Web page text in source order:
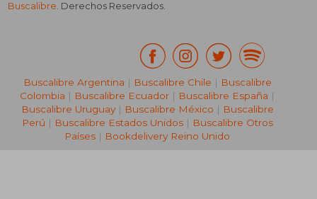
Buscalibre. Derechos Reservados.
Buscalibre Argentina | Buscalibre Chile | Buscalibre
Colombia | Buscalibre Ecuador | Buscalibre España |
Buscalibre Uruguay| Buscalibre México | Buscalibre
Perú | Buscalibre Estados Unidos| Buscalibre Otros
Países | Bookdelivery Reino Unido